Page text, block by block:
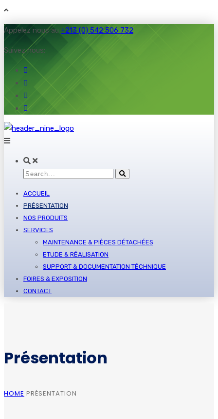
Appelez nous au +213 (0) 542 506 732
Suivez nous:
ACCUEIL
PRÉSENTATION
NOS PRODUITS
SERVICES
MAINTENANCE & PIÈCES DÉTACHÉES
ETUDE & RÉALISATION
SUPPORT & DOCUMENTATION TÉCHNIQUE
FOIRES & EXPOSITION
CONTACT
Présentation
HOME PRÉSENTATION